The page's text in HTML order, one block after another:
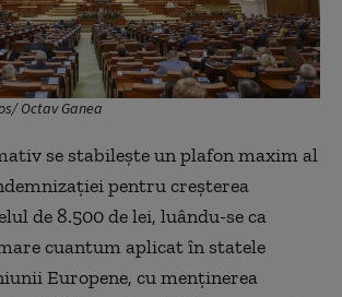
Octav Ganea
se stabilește un plafon maxim al
pentru creșterea
de 8.500 de lei, luându-se ca
cuantum aplicat în statele
Europene, cu menținerea